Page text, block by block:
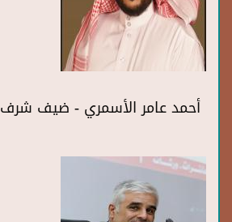
أحمد عامر الأسمري - ضيف شرف